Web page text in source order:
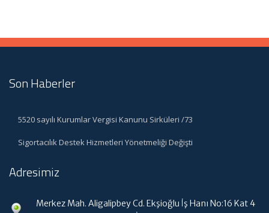
Son Haberler
5520 sayılı Kurumlar Vergisi Kanunu Sirküleri /73
Sigortacılık Destek Hizmetleri Yönetmeliği Değişti
Adresimiz
Merkez Mah. Aligalipbey Cd. Ekşioğlu İş Hanı No:16 Kat 4